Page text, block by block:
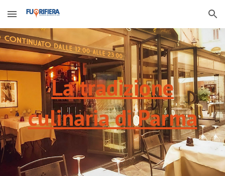
Skip to main content Skip to navigation
La tradizione
culinaria di Parma